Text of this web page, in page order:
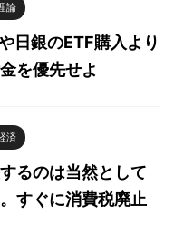
論
日銀のETF購入より
を優先せよ
済
るのは当然として
すぐに消費税廃止